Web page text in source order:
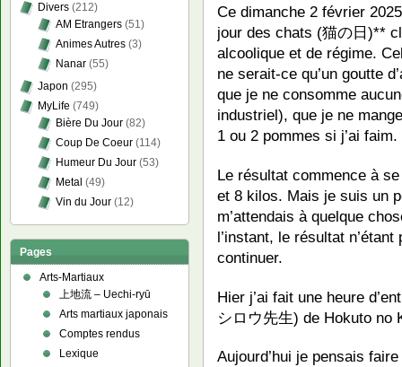
Ce dimanche 2 février
jour des chats (猫の日)**
alcoolique et de régime.
ne serait-ce qu’un goutte
que je ne consomme
industriel), que je ne
1 ou 2 pommes si j’ai faim.
Le résultat commence à
et 8 kilos. Mais je suis un
m’attendais à quelque
l’instant, le résultat
continuer.
Hier j’ai fait une heure
シロウ先生) de Hokuto no
Aujourd’hui je pensais
Divers (212)
AM Etrangers (51)
Animes Autres (3)
Nanar (55)
Japon (295)
MyLife (749)
Bière Du Jour (82)
Coup De Coeur (114)
Humeur Du Jour (53)
Metal (49)
Vin du Jour (12)
Pages
Arts-Martiaux
上地流 – Uechi-ryū
Arts martiaux japonais
Comptes rendus
Lexique